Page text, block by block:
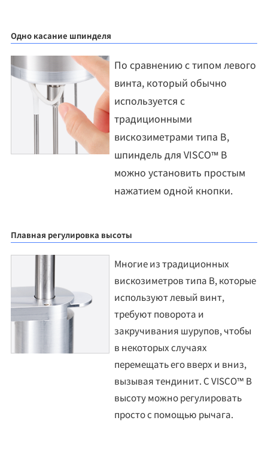
Одно касание шпинделя
По сравнению с типом левого
винта, который обычно
используется с
традиционными
вискозиметрами типа B,
шпиндель для VISCO™ B
можно установить простым
нажатием одной кнопки.
Плавная регулировка высоты
Многие из традиционных
вискозиметров типа B, которые
используют левый винт,
требуют поворота и
закручивания шурупов, чтобы
в некоторых случаях
перемещать его вверх и вниз,
вызывая тендинит. С VISCO™ B
высоту можно регулировать
просто с помощью рычага.